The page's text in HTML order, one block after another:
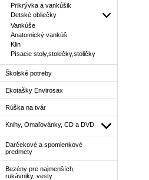
Prikrývka a vankúšik
Detské obliečky
Vankúše
Anatomický vankúš
Klin
Písacie stoly,stolečky,stoličky
Školské potreby
Ekotašky Envirosax
Rúška na tvár
Knihy, Omaľovánky, CD a DVD
Darčekové a spomienkové
predmety
Bezény pre najmenších,
rukávniky, vesty